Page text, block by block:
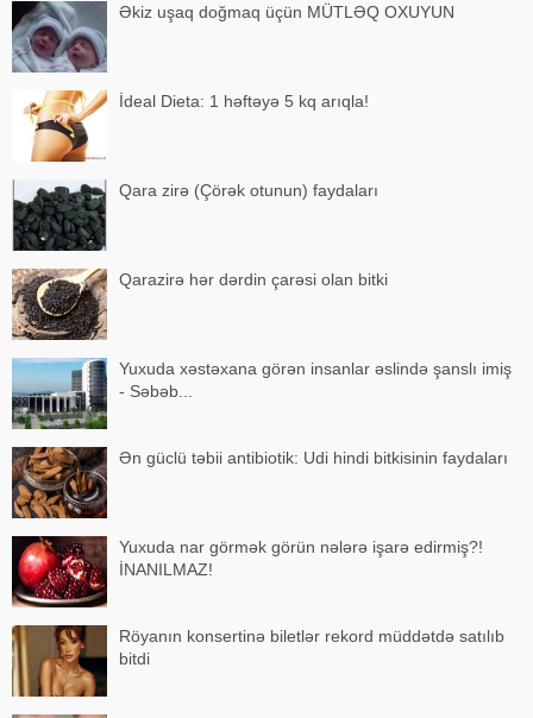
Əkiz uşaq doğmaq üçün MÜTLƏQ OXUYUN
İdeal Dieta: 1 həftəyə 5 kq arıqla!
Qara zirə (Çörək otunun) faydaları
Qarazirə hər dərdin çarəsi olan bitki
Yuxuda xəstəxana görən insanlar əslində şanslı imiş
- Səbəb...
Ən güclü təbii antibiotik: Udi hindi bitkisinin faydaları
Yuxuda nar görmək görün nələrə işarə edirmiş?!
İNANILMAZ!
Röyanın konsertinə biletlər rekord müddətdə satılıb
bitdi